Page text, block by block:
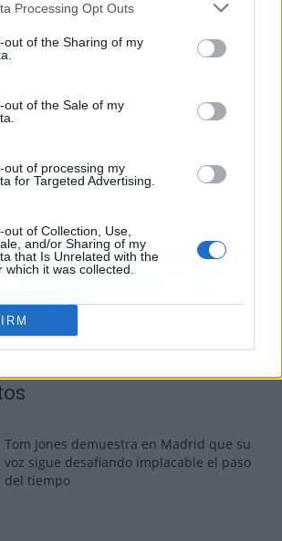
Processing Opt Outs
out of the Sharing of my
out of the Sale of my
out of processing my
for Targeted Advertising.
of Collection, Use,
and/or Sharing of my
that Is Unrelated with the
which it was collected.
Tom Jones demuestra en Madrid que su
voz sigue desafiando implacable el paso
del tiempo